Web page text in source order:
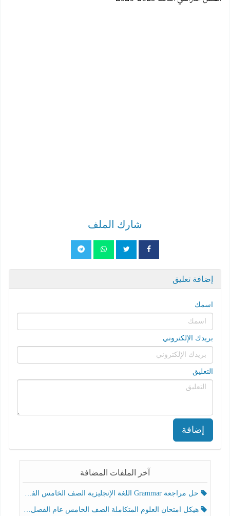
شارك الملف
إضافة تعليق
اسمك
بريدك الإلكتروني
التعليق
إضافة
آخر الملفات المضافة
حل مراجعة Grammar اللغة الإنجليزية الصف الخامس الفصل الثالث
هيكل امتحان العلوم المتكاملة الصف الخامس عام الفصل الدراسي الثالث 2025-2026